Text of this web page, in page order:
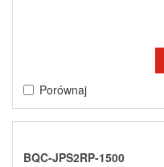
Porównaj
BQC-JPS2RP-1500